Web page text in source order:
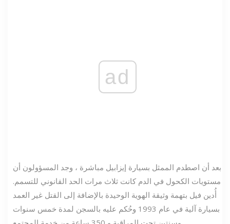
ad
بعد أن اصطدم الممثل بسيارة إيزابيل مباشرة ، وجد المسؤولون أن
مستويات الكحول في الدم كانت ثلاث مرات الحد القانوني للتسمم.
أُدين فيل بتهمة وثيقة الهوية الوحيدة بالإضافة إلى القتل غير العمد
بسيارة آلية في عام 1993 وحُكم عليه بالسجن لمدة خمس سنوات